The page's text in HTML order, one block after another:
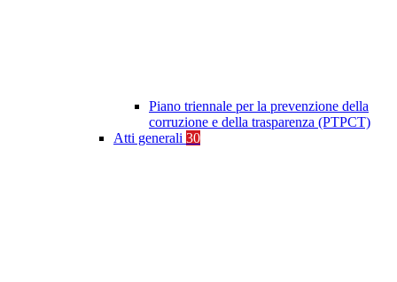
Piano triennale per la prevenzione della
corruzione e della trasparenza (PTPCT)
Atti generali 30